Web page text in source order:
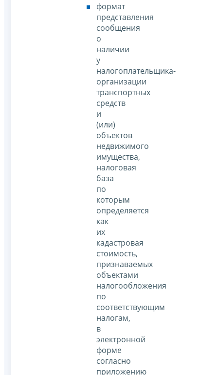
формат
представления
сообщения
о
наличии
у
налогоплательщика-
организации
транспортных
средств
и
(или)
объектов
недвижимого
имущества,
налоговая
база
по
которым
определяется
как
их
кадастровая
стоимость,
признаваемых
объектами
налогообложения
по
соответствующим
налогам,
в
электронной
форме
согласно
приложению